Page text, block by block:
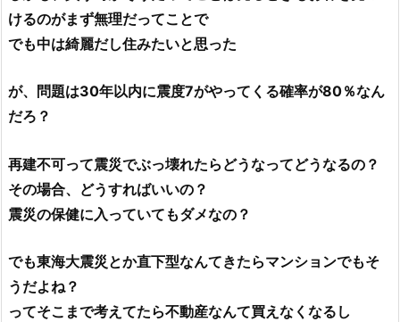
けるのがまず無理だってことで
でも中は綺麗だし住みたいと思った
が、問題は30年以内に震度7がやってくる確率が80％なん
だろ？
再建不可って震災でぶっ壊れたらどうなってどうなるの？
その場合、どうすればいいの？
震災の保健に入っていてもダメなの？
でも東海大震災とか直下型なんてきたらマンションでもそ
うだよね？
ってそこまで考えてたら不動産なんて買えなくなるし